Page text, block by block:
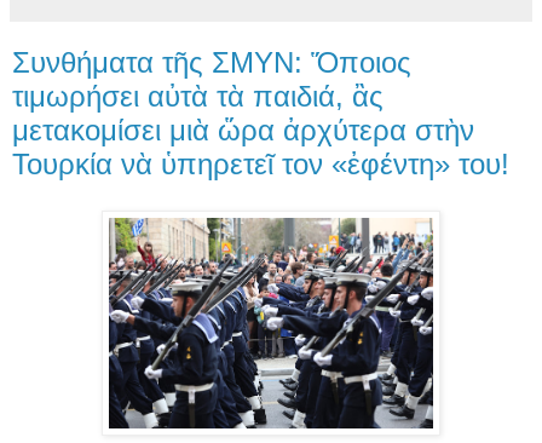
Συνθήματα τῆς ΣΜΥΝ: Ὅποιος
τιμωρήσει αὐτὰ τὰ παιδιά, ἂς
μετακομίσει μιὰ ὥρα ἀρχύτερα στὴν
Τουρκία νὰ ὑπηρετεῖ τον «ἐφέντη» του!